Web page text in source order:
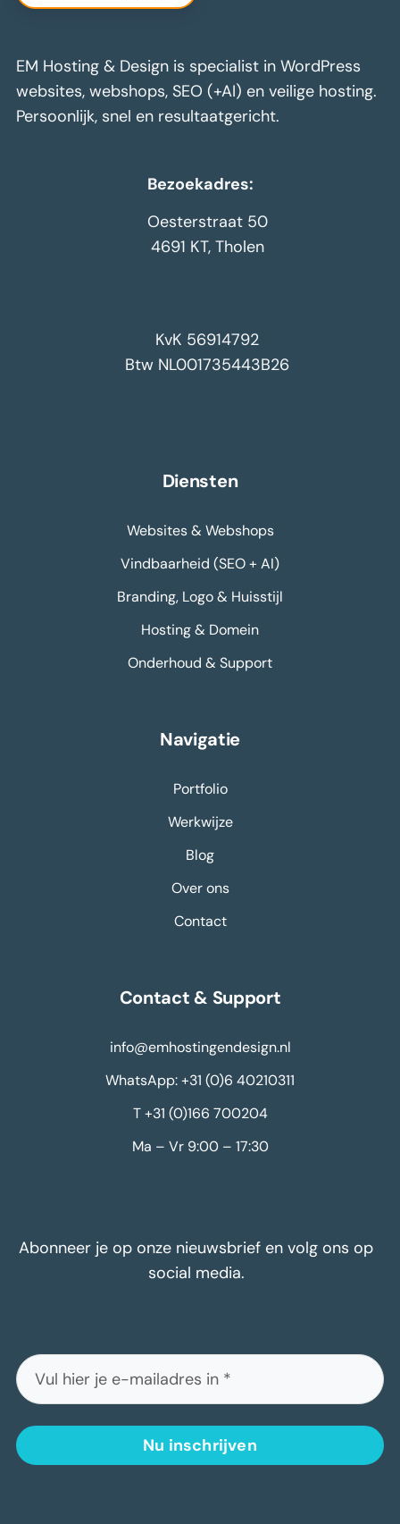
EM Hosting & Design is specialist in WordPress
websites, webshops, SEO (+AI) en veilige hosting.
Persoonlijk, snel en resultaatgericht.
Bezoekadres:
Oesterstraat 50
4691 KT, Tholen
KvK 56914792
Btw NL001735443B26
Diensten
Websites & Webshops
Vindbaarheid (SEO + AI)
Branding, Logo & Huisstijl
Hosting & Domein
Onderhoud & Support
Navigatie
Portfolio
Werkwijze
Blog
Over ons
Contact
Contact & Support
info@emhostingendesign.nl
WhatsApp: +31 (0)6 40210311
T +31 (0)166 700204
Ma – Vr 9:00 – 17:30
Abonneer je op onze nieuwsbrief en volg ons op
social media.
Nu inschrijven